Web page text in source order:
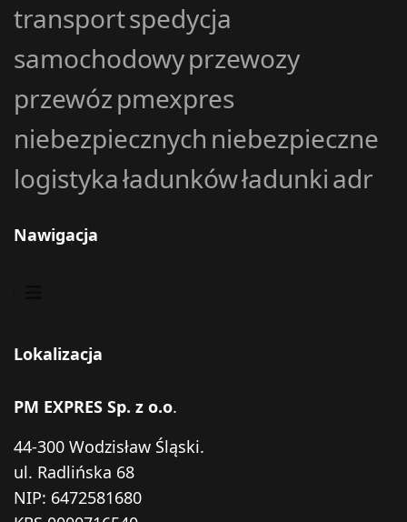
transportspedycja
samochodowyprzewozy
przewózpmexpres
niebezpiecznych niebezpieczne
logistykaładunkówładunkiadr
Nawigacja
Lokalizacja
PM EXPRES Sp. z o.o.
44-300 Wodzisław Śląski.
ul. Radlińska 68
NIP: 6472581680